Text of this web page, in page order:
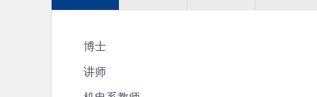
博士
讲师